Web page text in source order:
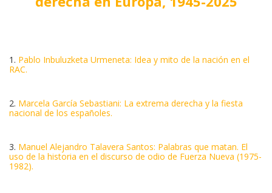
1. Pablo Inbuluzketa Urmeneta: Idea y mito de la nación en el
RAC.
2. Marcela García Sebastiani: La extrema derecha y la fiesta
nacional de los españoles.
3. Manuel Alejandro Talavera Santos: Palabras que matan. El
uso de la historia en el discurso de odio de Fuerza Nueva (1975-
1982).